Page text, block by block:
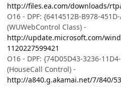
http://files.ea.com/downloads/
O16 - DPF: {6414512B-B978-
(WUWebControl Class) -
http://update.microsoft.com/
1120227599421
O16 - DPF: {74D05D43-3236-
(HouseCall Control) -
http://a840.g.akamai.net/7/840/